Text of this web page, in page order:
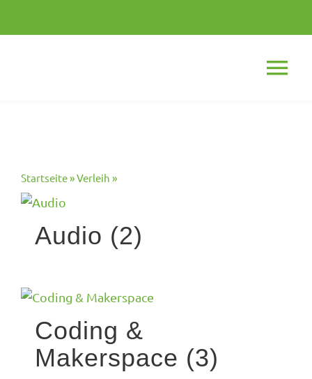
Startseite»Verleih »
Audio (2)
Coding &
Makerspace (3)